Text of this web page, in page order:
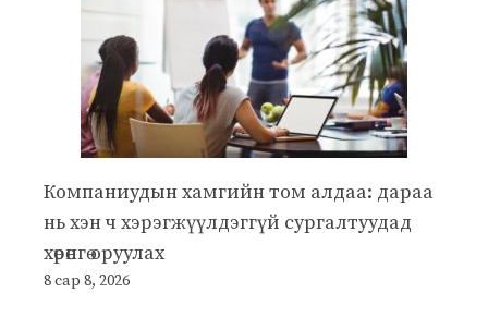
Компаниудын хамгийн том алдаа: дараа
нь хэн ч хэрэгжүүлдэггүй сургалтуудад
хөрөнгө оруулах
8 сар 8, 2026